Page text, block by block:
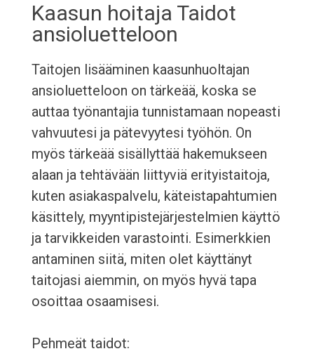
Kaasun hoitaja Taidot
ansioluetteloon
Taitojen lisääminen kaasunhuoltajan
ansioluetteloon on tärkeää, koska se
auttaa työnantajia tunnistamaan nopeasti
vahvuutesi ja pätevyytesi työhön. On
myös tärkeää sisällyttää hakemukseen
alaan ja tehtävään liittyviä erityistaitoja,
kuten asiakaspalvelu, käteistapahtumien
käsittely, myyntipistejärjestelmien käyttö
ja tarvikkeiden varastointi. Esimerkkien
antaminen siitä, miten olet käyttänyt
taitojasi aiemmin, on myös hyvä tapa
osoittaa osaamisesi.
Pehmeät taidot: